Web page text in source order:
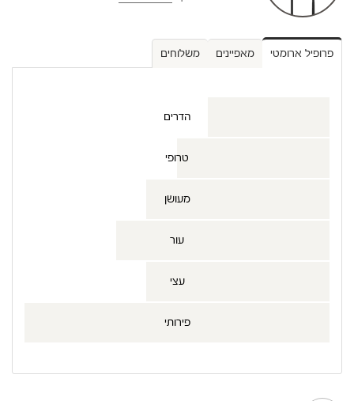
פרופיל ארומטי מאפיינים משלוחים
הדרים
טרופי
מעושן
עור
עצי
פירותי